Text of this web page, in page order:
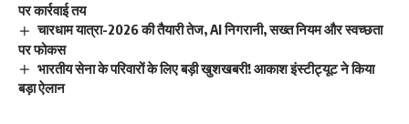
पर कार्रवाई तय
चारधाम यात्रा-2026 की तैयारी तेज, AI निगरानी, सख्त नियम और स्वच्छता
पर फोकस
भारतीय सेना के परिवारों के लिए बड़ी खुशखबरी! आकाश इंस्टीट्यूट ने किया
बड़ा ऐलान